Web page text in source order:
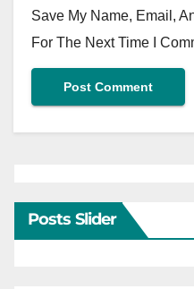
Save My Name, Email,
For The Next Time I
Posts Slider